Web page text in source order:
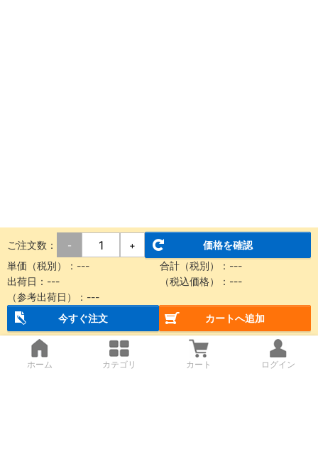
ご注文数： - +
価格を確認
単価（税別）： --- 合計（税別）： ---
出荷日： --- （税込価格）： ---
（参考出荷日）： ---
今すぐ注文
カートへ追加
ホーム カテゴリ カート ログイン